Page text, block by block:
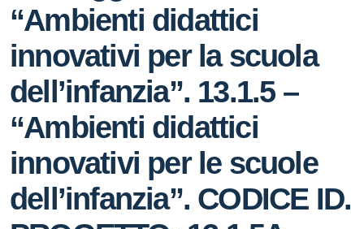
“Ambienti didattici
innovativi per la scuola
dell’infanzia”. 13.1.5 –
“Ambienti didattici
innovativi per le scuole
dell’infanzia”. CODICE ID.